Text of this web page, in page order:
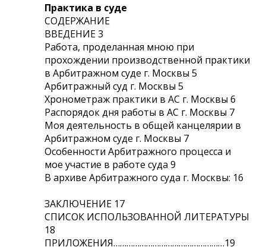
Практика в суде
СОДЕРЖАНИЕ
ВВЕДЕНИЕ 3
Работа, проделанная мною при
прохождении производственной практики
в Арбитражном суде г. Москвы 5
Арбитражный суд г. Москвы 5
Хронометраж практики в АС г. Москвы 6
Распорядок дня работы в АС г. Москвы 7
Моя деятельность в общей канцелярии в
Арбитражном суде г. Москвы 7
Особенности Арбитражного процесса и
мое участие в работе суда 9
В архиве Арбитражного суда г. Москвы: 16
ЗАКЛЮЧЕНИЕ 17
СПИСОК ИСПОЛЬЗОВАННОЙ ЛИТЕРАТУРЫ
18
ПРИЛОЖЕНИЯ……………………………………………19